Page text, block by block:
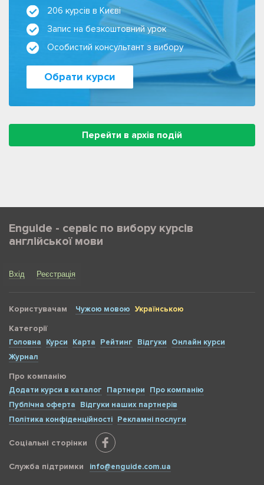
206 курсів в Києві
Запис на безкоштовний урок
Особистий консультант з вибору
Обрати курси
Перейти в архів подій
Enguide - сервіс по вибору курсів
англійської мови
Вхід Реєстрація
Користувачам Чужою мовою Українською
Категорії
Головна Курси Карта Рейтинг Відгуки
Онлайн курси
Журнал
Про компанію
Додати курси в каталог Партнери
Про компанію
Публічна оферта
Відгуки наших партнерів
Політика конфіденційності Рекламні послуги
Соціальні сторінки
Служба підтримки info@enguide.com.ua